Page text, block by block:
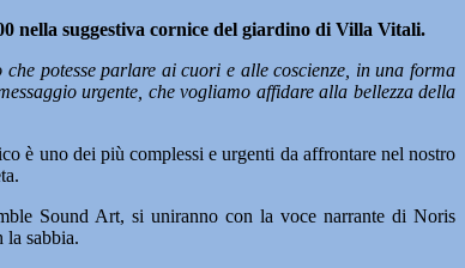
nella suggestiva cornice del giardino di Villa Vitali.
potesse parlare ai cuori e alle coscienze, in una forma
urgente, che vogliamo affidare alla bellezza della
è uno dei più complessi e urgenti da affrontare nel nostro
Sound Art, si uniranno con la voce narrante di Noris
la sabbia.